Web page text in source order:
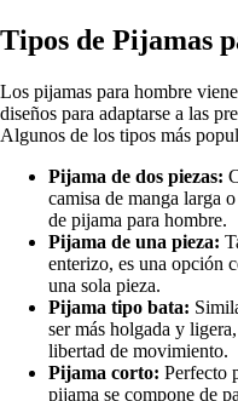
Tipos de Pijamas
Los pijamas para hombre
diseños para adaptarse a las
Algunos de los tipos más
Pijama de dos piezas:
camisa de manga larga
de pijama para hombre.
Pijama de una pieza:
enterizo, es una opción
una sola pieza.
Pijama tipo bata:
ser más holgada y
libertad de movimiento.
Pijama corto: Perfecto
pijama se compone de